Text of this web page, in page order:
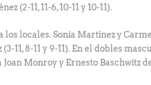
(2-11, 11-6, 10-11 y 10-11).
locales. Sonia Martínez y
8-11 y 9-11). En el dobles
Monroy y Ernesto Baschwitz